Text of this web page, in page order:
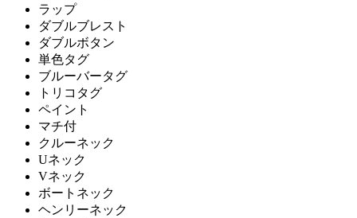
ラップ
ダブルブレスト
ダブルボタン
単色タグ
ブルーバータグ
トリコタグ
ペイント
マチ付
クルーネック
Uネック
Vネック
ボートネック
ヘンリーネック